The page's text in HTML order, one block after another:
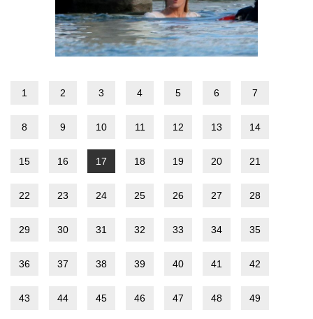
1 2 3 4 5 6 7
8 9 10 11 12 13 14
15 16 17 18 19 20 21
22 23 24 25 26 27 28
29 30 31 32 33 34 35
36 37 38 39 40 41 42
43 44 45 46 47 48 49